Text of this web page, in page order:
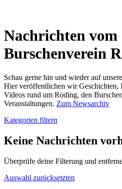
Nachrichten vom
Burschenverein
Schau gerne hin und wieder auf
Hier veröffentlichen wir Geschichten,
Videos rund um Roding, den
Veranstaltungen. Zum Newsarchiv
Kategorien filtern
Keine Nachrichten
Überprüfe deine Filterung und
Auswahl zurücksetzten